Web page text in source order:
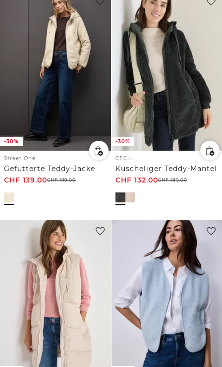
-30%
Street One
Gefütterte Teddy-Jacke
CHF 139.00CHF199.00
-30%
CECIL
Kuscheliger Teddy-Mantel
CHF 132.00CHF189.00